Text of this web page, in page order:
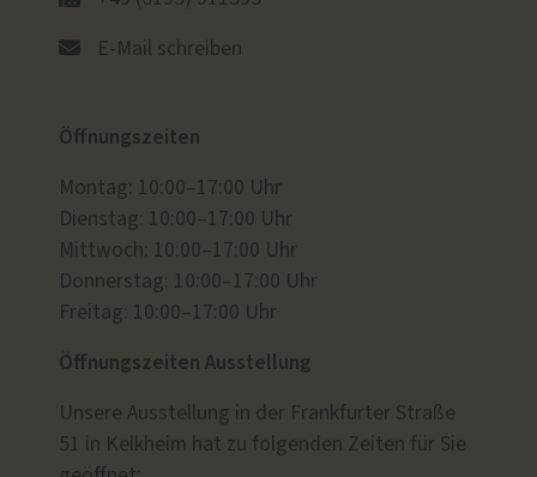
E-Mail schreiben
Öffnungszeiten
Montag: 10:00–17:00 Uhr
Dienstag: 10:00–17:00 Uhr
Mittwoch: 10:00–17:00 Uhr
Donnerstag: 10:00–17:00 Uhr
Freitag: 10:00–17:00 Uhr
Öffnungszeiten Ausstellung
Unsere Ausstellung in der Frankfurter Straße
51 in Kelkheim hat zu folgenden Zeiten für Sie